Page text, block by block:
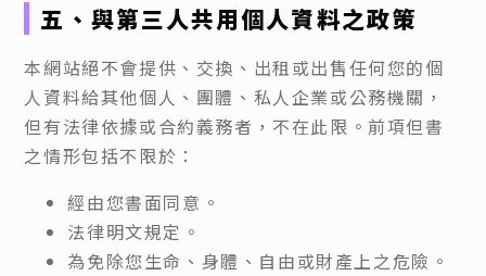
五、與第三人共用個人資料之政策
本網站絕不會提供、交換、出租或出售任何您的個
人資料給其他個人、團體、私人企業或公務機關，
但有法律依據或合約義務者，不在此限。前項但書
之情形包括不限於：
經由您書面同意。
法律明文規定。
為免除您生命、身體、自由或財產上之危險。